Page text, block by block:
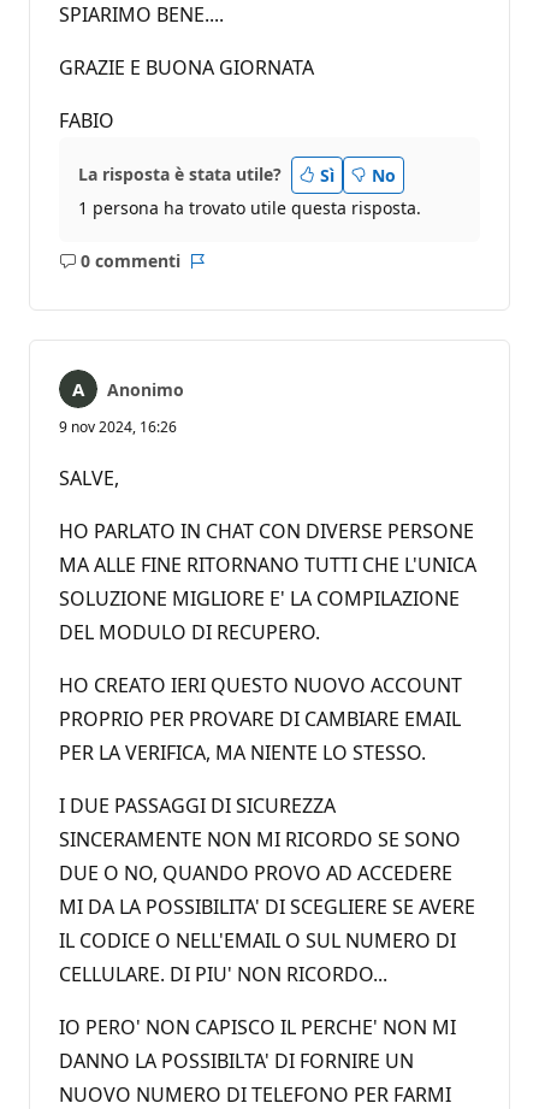
SPIARIMO BENE....
GRAZIE E BUONA GIORNATA
FABIO
La risposta è stata utile? Sì
No
1 persona ha trovato utile questa risposta.
0 commenti
Nessun
Anonimo
9 nov 2024, 16:26
SALVE,
HO PARLATO IN CHAT CON DIVERSE PERSONE
MA ALLE FINE RITORNANO TUTTI CHE L'UNICA
SOLUZIONE MIGLIORE E' LA COMPILAZIONE
DEL MODULO DI RECUPERO.
HO CREATO IERI QUESTO NUOVO ACCOUNT
PROPRIO PER PROVARE DI CAMBIARE EMAIL
PER LA VERIFICA, MA NIENTE LO STESSO.
I DUE PASSAGGI DI SICUREZZA
SINCERAMENTE NON MI RICORDO SE SONO
DUE O NO, QUANDO PROVO AD ACCEDERE
MI DA LA POSSIBILITA' DI SCEGLIERE SE AVERE
IL CODICE O NELL'EMAIL O SUL NUMERO DI
CELLULARE. DI PIU' NON RICORDO...
IO PERO' NON CAPISCO IL PERCHE' NON MI
DANNO LA POSSIBILTA' DI FORNIRE UN
NUOVO NUMERO DI TELEFONO PER FARMI